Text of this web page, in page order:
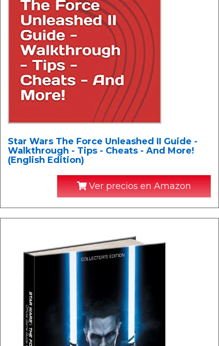
Star Wars The Force Unleashed II Guide -
Walkthrough - Tips - Cheats - And More!
(English Edition)
Ver precios en Amazon